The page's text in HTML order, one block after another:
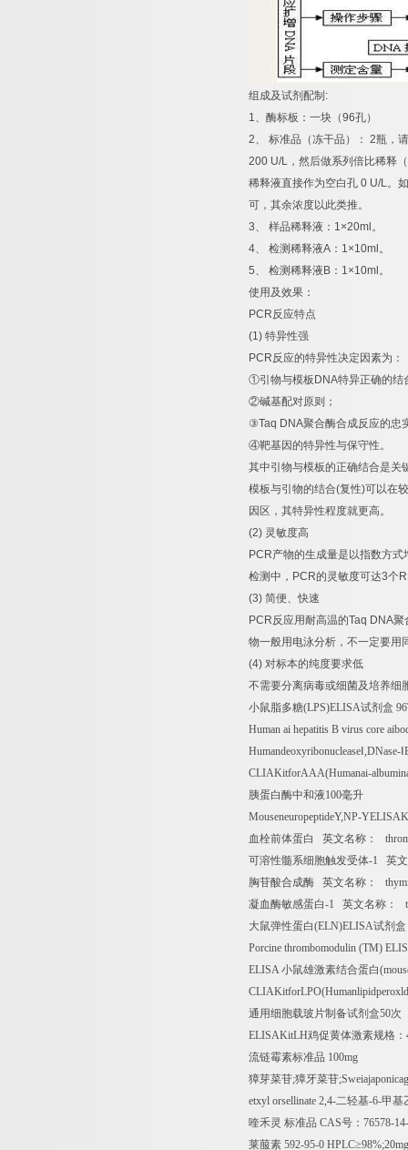
组成及试剂配制 :
1、酶标板：一块（96孔）
2、 标准品（冻干品）： 2瓶，
200 U/L ，然后做系列倍比稀释
稀释液直接作为空白孔 0 U/L。
可，其余浓度以此类推。
3、 样品稀释液： 1×20ml 。
4、 检测稀释液A ： 1×10ml 。
5、 检测稀释液 B ： 1×10ml 。
使用及效果：
PCR反应特点
(1) 特异性强
PCR反应的特异性决定因素为：
①引物与模板 DNA特异正确的结
②碱基配对原则；
③Taq DNA聚合酶合成反应的忠
④靶基因的特异性与保守性。
其中引物与模板的正确结合是关
模板与引物的结合(复性)可以在
因区，其特异性程度就更高。
(2) 灵敏度高
PCR产物的生成量是以指数方式
检测中， PCR的灵敏度可达3个
(3) 简便、快速
PCR反应用耐高温的Taq DNA聚
物一般用电泳分析，不一定要用
(4) 对标本的纯度要求低
不需要分离病毒或细菌及培养细
小鼠脂多糖(LPS)ELISA试剂盒
Human ai hepatitis B virus core
Humandeoxyribonuclease ,DNase-
CLIAKitforAAA(Humanai-
胰蛋白酶中和液100毫升
MouseneuropeptideY,NP-
血栓前体蛋白
英文名称：
可溶性髓系细胞触发受体-1 英
胸苷酸合成酶
英文名称：
凝血酶敏感蛋白-1 英文名称：
大鼠弹性蛋白(ELN)ELISA试剂盒
Porcine thrombomodulin (TM)
ELISA小鼠雄激素结合蛋白
通用细胞载玻片制备试剂盒50次
ELISAKitLH鸡促黄体激素规格：
流链霉素标准品 100mg
獐芽菜苷;獐牙菜苷
etxyl orsellinate 2,4-二轻基-6-甲基
喹禾灵 标准品 CAS号： 76578-
莱菔素 592-95-0 HPLC≥